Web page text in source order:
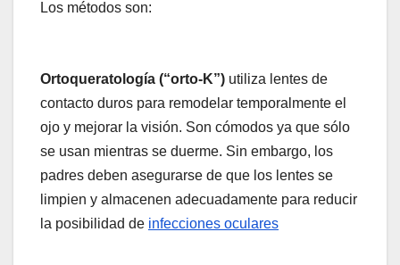
Los métodos son:
Ortoqueratología (“orto-K”) utiliza lentes de
contacto duros para remodelar temporalmente el
ojo y mejorar la visión. Son cómodos ya que sólo
se usan mientras se duerme. Sin embargo, los
padres deben asegurarse de que los lentes se
limpien y almacenen adecuadamente para reducir
la posibilidad de infecciones oculares